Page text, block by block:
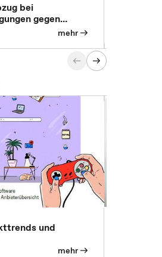
bei
gegen
mehr
und
mehr